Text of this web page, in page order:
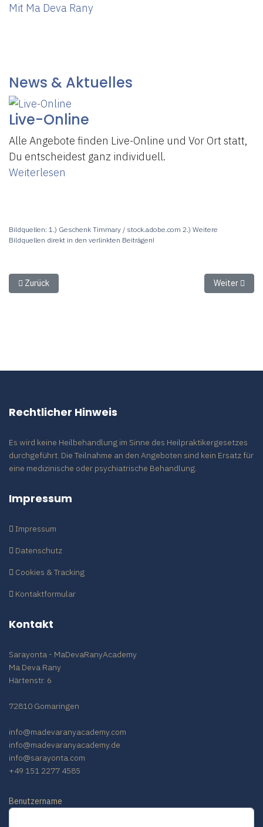
Mit Ma Deva Rany
News & Aktuelles
Live-Online
Alle Angebote finden Live-Online und Vor Ort statt,
Du entscheidest ganz individuell.
Weiterlesen
Bildquellen: 1.) Geschenk Timmary / stock.adobe.com 2.) Weitere
Bildquellen direkt in den verlinkten Beiträgen!
Vorheriger Beitrag: Mukabhyanga
Zurück Nächster
Weiter
Rechtlicher Hinweis
Es wird keine Heilbehandlung im Sinne des Heilpraktikergesetzes
durchgeführt. Die Teilnahme an den Angeboten sind kein Ersatz für
eine medizinische oder psychiatrische Behandlung.
Impressum
Impressum
Datenschutz
Cookies & Tracking
Kontaktformular
Kontakt
Sarayonta - MaDevaRanyAcademy
Ma Deva Rany
Härtenstr. 6
72810 Gomaringen
info@madevaranyacademy.com
info@madevaranyacademy.de
info@sarayonta.com
+49 151 2277 4585
Benutzername